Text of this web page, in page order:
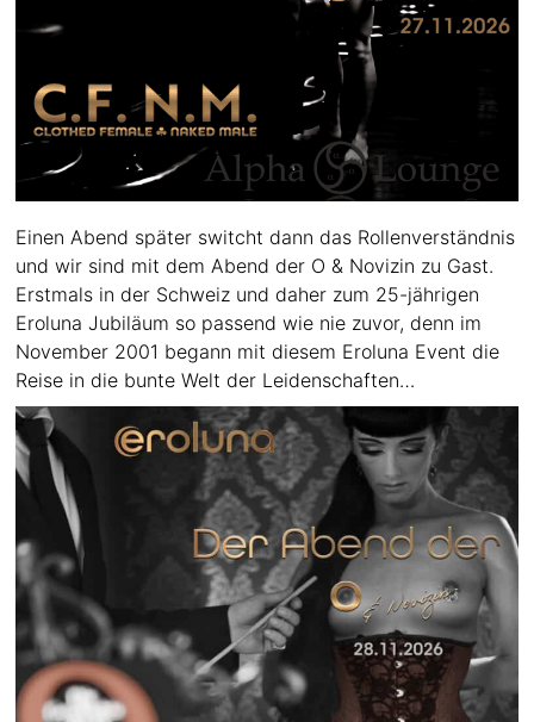
Einen Abend später switcht dann das Rollenverständnis
und wir sind mit dem Abend der O & Novizin zu Gast.
Erstmals in der Schweiz und daher zum 25-jährigen
Eroluna Jubiläum so passend wie nie zuvor, denn im
November 2001 begann mit diesem Eroluna Event die
Reise in die bunte Welt der Leidenschaften…